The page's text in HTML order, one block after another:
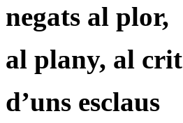
negats al plor,
al plany, al crit
d’uns esclaus